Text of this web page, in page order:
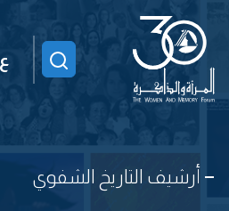
ع
أرشيف التاريخ الشفوي